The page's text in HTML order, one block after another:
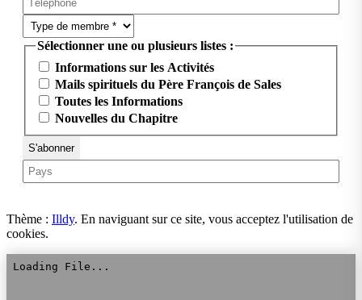
Sélectionner une ou plusieurs listes :
Informations sur les Activités
Mails spirituels du Père François de Sales
Toutes les Informations
Nouvelles du Chapitre
Thème : Illdy. En naviguant sur ce site, vous acceptez l'utilisation de
cookies.